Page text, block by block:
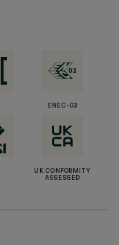
ENEC-03
UK CONFORMITY
ASSESSED